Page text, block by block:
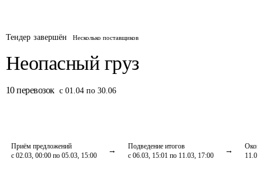
Тендер завершён Несколько поставщиков
Неопасный груз
10 перевозок с 01.04 по 30.06
Приём предложений
с 02.03, 00:00 по 05.03, 15:00
Подведение итогов
с 06.03, 15:01 по 11.03, 17:00